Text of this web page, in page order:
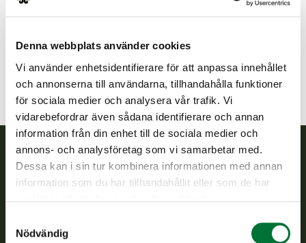
Denna webbplats använder cookies
Vi använder enhetsidentifierare för att anpassa innehållet
och annonserna till användarna, tillhandahålla funktioner
för sociala medier och analysera vår trafik. Vi
vidarebefordrar även sådana identifierare och annan
information från din enhet till de sociala medier och
annons- och analysföretag som vi samarbetar med.
Dessa kan i sin tur kombinera informationen med annan
information som du har tillhandahållit eller som de har
Nödvändig
forssa-tammela@rhy.riista.fi
Finlands viltcentral
jaktvårdsföreningarnas verksamhet, ser till att viltpolitiken
verkställs och svarar för de offentliga förvaltningsuppgifter